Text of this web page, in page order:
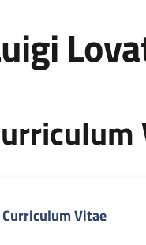
Curriculum Vitae